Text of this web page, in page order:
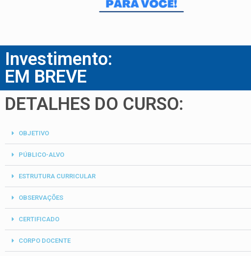
Investimento:
EM BREVE
DETALHES DO CURSO:
OBJETIVO
PÚBLICO-ALVO
ESTRUTURA CURRICULAR
OBSERVAÇÕES
CERTIFICADO
CORPO DOCENTE